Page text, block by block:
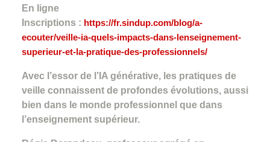
En ligne
Inscriptions : https://fr.sindup.com/blog/a-
ecouter/veille-ia-quels-impacts-dans-lenseignement-
superieur-et-la-pratique-des-professionnels/
Avec l’essor de l’IA générative, les pratiques de
veille connaissent de profondes évolutions, aussi
bien dans le monde professionnel que dans
l’enseignement supérieur.